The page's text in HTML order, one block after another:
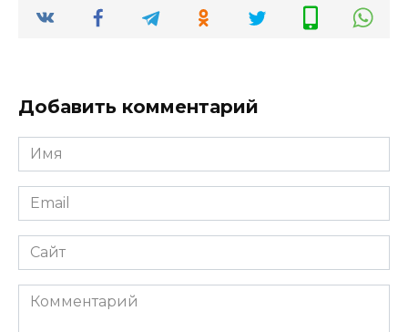
Добавить комментарий
Имя
*
Email
*
Сайт
Комментарий